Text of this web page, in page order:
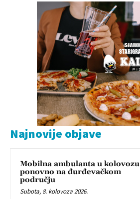
Najnovije objave
Mobilna ambulanta u kolovozu
ponovno na đurđevačkom
području
Subota, 8. kolovoza 2026.